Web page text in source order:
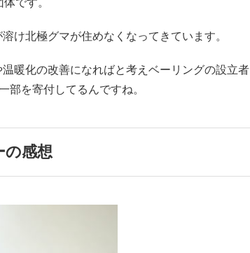
です。
け北極グマが住めなくなってきています。
暖化の改善になればと考えベーリングの設立者
部を寄付してるんですね。
感想